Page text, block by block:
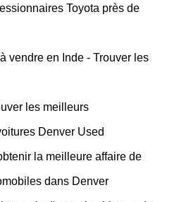
Toyota près de
vendre en Inde - Trouver les
les meilleurs
Denver Used
la meilleure affaire de
dans Denver